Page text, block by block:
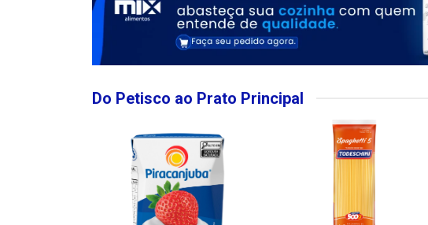
Do Petisco ao Prato Principal